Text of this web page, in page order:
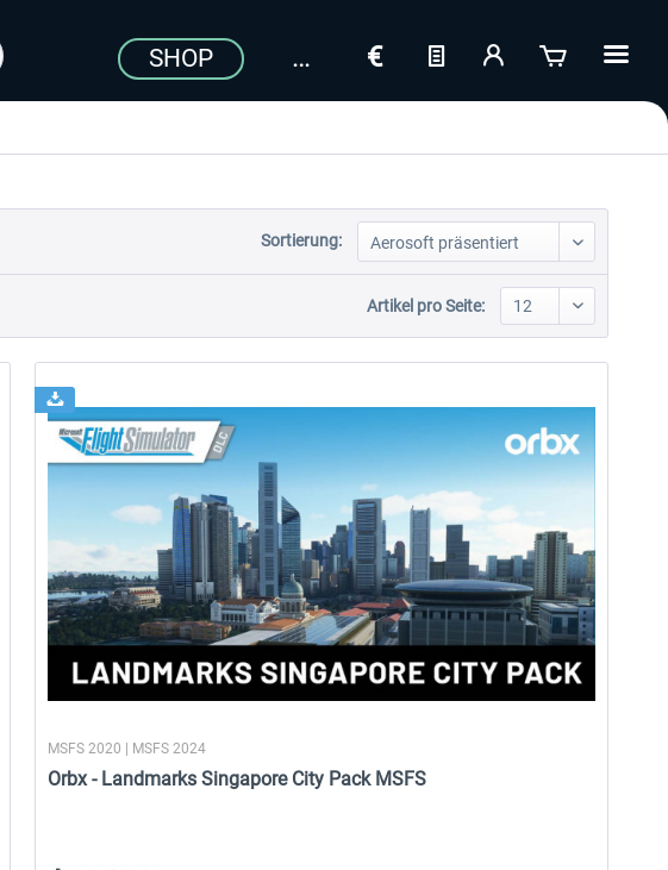
SHOP
Sortierung:
Artikel pro Seite:
MSFS 2020 | MSFS 2024
Orbx - Landmarks Singapore City Pack MSFS